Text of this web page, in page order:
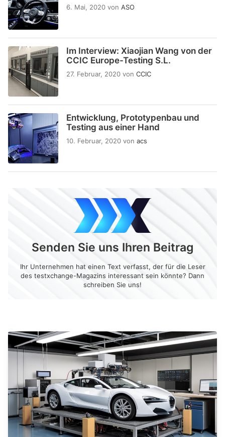
6. Mai, 2020 von ASO
Im Interview: Xiaojian Wang von der
CCIC Europe-Testing S.L.
27. Februar, 2020 von CCIC
Entwicklung, Prototypenbau und
Testing aus einer Hand
10. Februar, 2020 von acs
Senden Sie uns Ihren Beitrag
Ihr Unternehmen hat einen Text verfasst, der für die Leser
des testxchange-Magazins interessant sein könnte? Dann
schreiben Sie uns!